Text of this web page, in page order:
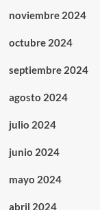
noviembre 2024
octubre 2024
septiembre 2024
agosto 2024
julio 2024
junio 2024
mayo 2024
abril 2024